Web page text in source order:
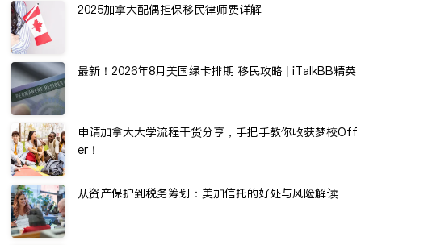
2025加拿大配偶担保移民律师费详解
最新！2026年8月美国绿卡排期 移民攻略 | iTalkBB精英
申请加拿大大学流程干货分享，手把手教你收获梦校Off
er！
从资产保护到税务筹划：美加信托的好处与风险解读